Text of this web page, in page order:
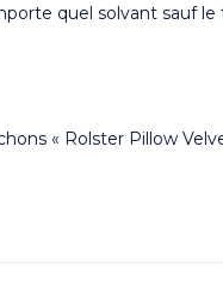
quel solvant sauf
« Rolster Pillow